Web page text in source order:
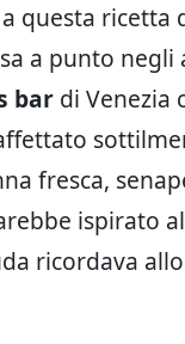
questa ricetta
a punto negli
bar di Venezia
fresca,
ispirato
ricordava